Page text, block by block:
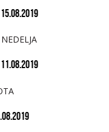
15.08.2019
11.08.2019